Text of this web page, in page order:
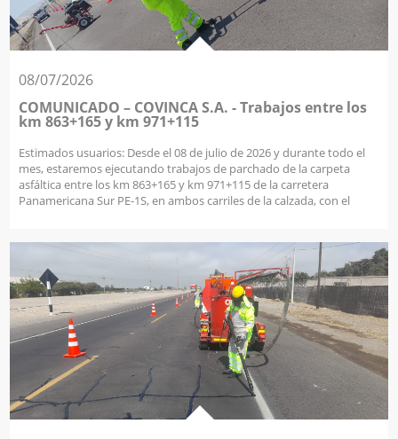
08/07/2026
COMUNICADO – COVINCA S.A. - Trabajos entre los
km 863+165 y km 971+115
Estimados usuarios: Desde el 08 de julio de 2026 y durante todo el
mes, estaremos ejecutando trabajos de parchado de la carpeta
asfáltica entre los km 863+165 y km 971+115 de la carretera
Panamericana Sur PE-1S, en ambos carriles de la calzada, con el
labores podrían presentarse controles temporales de tránsito, por
lo que agradecemos su comprensión y colaboración. En COVINCA
seguimos trabajando para ofrecer carreteras seguras, priorizando
siempre tu comodidad y satisfacción